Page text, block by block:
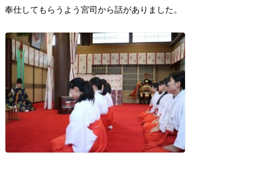
奉仕してもらうよう宮司から話がありました。